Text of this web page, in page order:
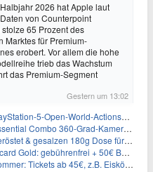
2026 hat Apple laut
von Counterpoint
65 Prozent des
Marktes für Premium-
erobert. Vor allem die hohe
trieb das Wachstum
das Premium-Segment
Gestern um 13:02
5-Open-World-Actionspiel für 55,65€
Combo 360-Grad-Kamera für 375€
gesalzen 180g Dose für 1,52€ im Spar-Abo
+ 50€ Bonus* + gratis Reiseversicherung
45€, z.B. Eiskönigin, König der Löwen, Zurück in die Zukunft